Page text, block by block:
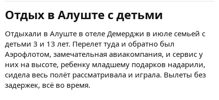
Отдых в Алуште с детьми​
Отдыхали в Алуште в отеле Демерджи в июле семьей с
детьми 3 и 13 лет. Перелет туда и обратно был
Аэрофлотом, замечательная авиакомпания, и сервис у
них на высоте, ребенку младшему подарков надарили,
сидела весь полёт рассматривала и играла. Вылеты без
задержек, всё во время.